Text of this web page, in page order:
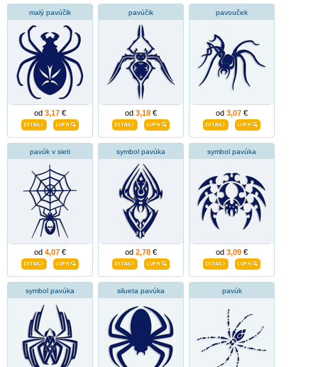
malý pavúčik
od 3,17 €
pavúčik
od 3,18 €
pavouček
od 3,07 €
pavúk v sieti
od 4,07 €
symbol pavúka
od 2,78 €
symbol pavúka
od 3,09 €
symbol pavúka silueta pavúka pavúk